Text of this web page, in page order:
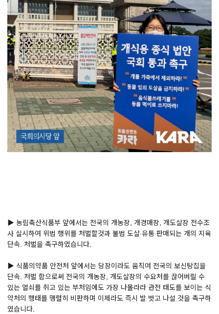
▶ 농림축산식품부 앞에서는 전국의 개농장, 개경매장, 개도살장 전수조
사 실시하여 위법 행위를 처벌할것과 불법 도살·유통·판매되는 개의 지육
단속. 처벌을 촉구하였습니다.
▶ 식품의약품 안전처 앞에서는 당장이라도 움직여 전국의 보신탕집을
단속. 처벌 함으로써 전국의 개농장, 개도살장의 수요처를 끊어버릴 수
있는 열쇠를 쥐고 있는 부처임에도 가장 나몰라라 관전 태도를 보이는 식
약처의 행태를 맹렬히 비판하며 이제라도 즉시 발 벗고 나설 것을 촉구하
였습니다.